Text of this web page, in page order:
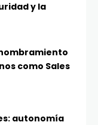
y la
como Sales
autonomía